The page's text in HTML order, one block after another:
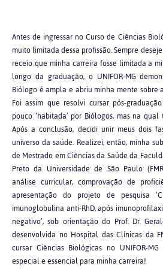
Antes de ingressar no Curso de Ciências
muito limitada dessa profissão. Sempre
receio que minha carreira fosse limitada a
longo da graduação, o UNIFOR-MG
Biólogo é ampla e abriu minha mente sobre
Foi assim que resolvi cursar pós-
pouco ‘habitada’ por Biólogos, mas na
Após a conclusão, decidi unir meus dois
universo da saúde. Realizei, então, minha
de Mestrado em Ciências da Saúde da
Preto da Universidade de São Paulo
análise curricular, comprovação de
apresentação do projeto de pesquisa
imunoglobulina anti-RhD, após
negativo’, sob orientação do Prof. Dr.
desenvolvida no Hospital das Clínicas da
cursar Ciências Biológicas no UNIFOR-
especial e essencial para minha carreira!